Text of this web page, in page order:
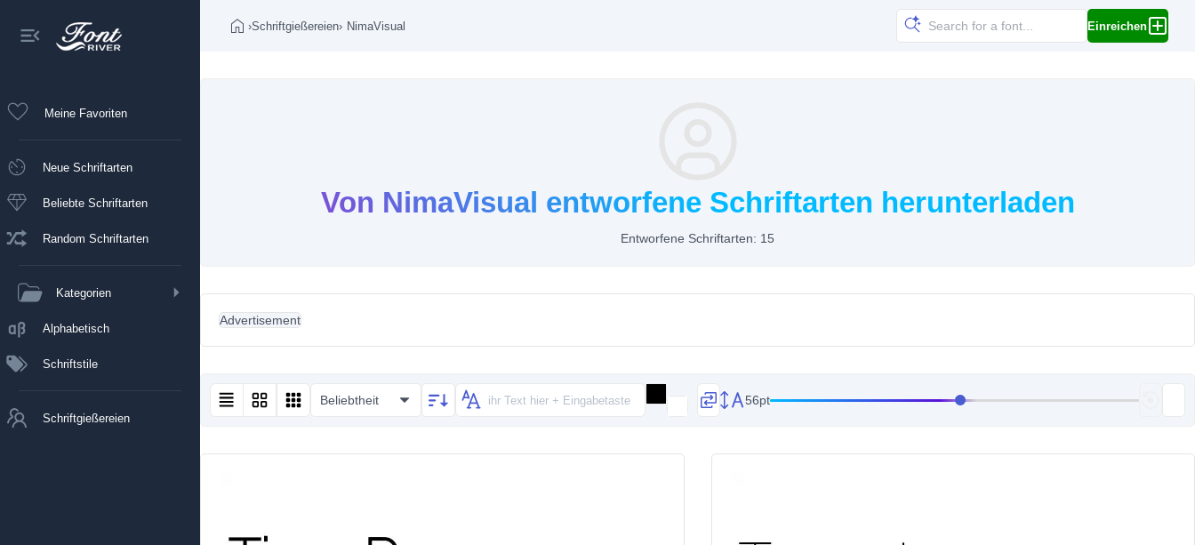
Meine Favoriten
Neue Schriftarten
Beliebte Schriftarten
Random Schriftarten
Kategorien
Alphabetisch
Schriftstile
Schriftgießereien
›Schriftgießereien› NimaVisual Einreichen
Von NimaVisual entworfene Schriftarten herunterladen
Entworfene Schriftarten: 15
Advertisement
Beliebtheit 56pt